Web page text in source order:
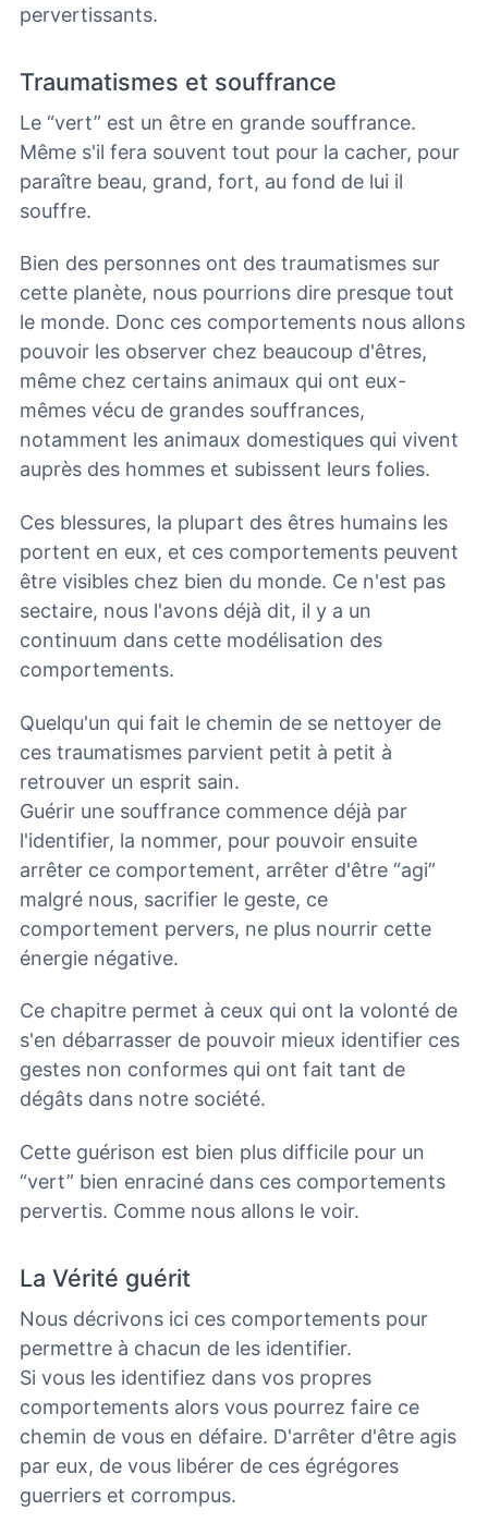
pervertissants.
Traumatismes et souffrance
Le “vert” est un être en grande souffrance.
Même s'il fera souvent tout pour la cacher, pour
paraître beau, grand, fort, au fond de lui il
souffre.
Bien des personnes ont des traumatismes sur
cette planète, nous pourrions dire presque tout
le monde. Donc ces comportements nous allons
pouvoir les observer chez beaucoup d'êtres,
même chez certains animaux qui ont eux-
mêmes vécu de grandes souffrances,
notamment les animaux domestiques qui vivent
auprès des hommes et subissent leurs folies.
Ces blessures, la plupart des êtres humains les
portent en eux, et ces comportements peuvent
être visibles chez bien du monde. Ce n'est pas
sectaire, nous l'avons déjà dit, il y a un
continuum dans cette modélisation des
comportements.
Quelqu'un qui fait le chemin de se nettoyer de
ces traumatismes parvient petit à petit à
retrouver un esprit sain.
Guérir une souffrance commence déjà par
l'identifier, la nommer, pour pouvoir ensuite
arrêter ce comportement, arrêter d'être “agi”
malgré nous, sacrifier le geste, ce
comportement pervers, ne plus nourrir cette
énergie négative.
Ce chapitre permet à ceux qui ont la volonté de
s'en débarrasser de pouvoir mieux identifier ces
gestes non conformes qui ont fait tant de
dégâts dans notre société.
Cette guérison est bien plus difficile pour un
“vert” bien enraciné dans ces comportements
pervertis. Comme nous allons le voir.
La Vérité guérit
Nous décrivons ici ces comportements pour
permettre à chacun de les identifier.
Si vous les identifiez dans vos propres
comportements alors vous pourrez faire ce
chemin de vous en défaire. D'arrêter d'être agis
par eux, de vous libérer de ces égrégores
guerriers et corrompus.